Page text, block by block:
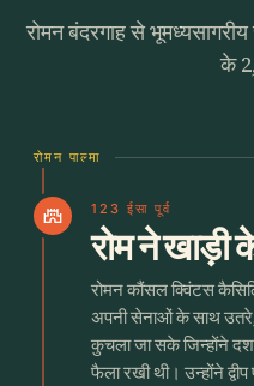
रोमन बंदरगाह से भूमध्यसागरीय
के
रोमन पाल्मा
castle 123 ईसा पूर्व
रोम ने खाड़ी
रोमन कौंसल क्विंटस
अपनी सेनाओं के साथ
कुचला जा सके जिन्होंने
फैला रखी थी। उन्होंने